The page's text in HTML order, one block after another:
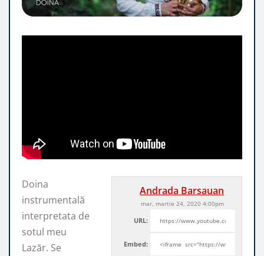
Andrada Barsauan
mar, martie 24, 2020 4:00pm
URL:
Embed:
Doina
instrumentală
interpretata de
sotul meu
Lazăr. Se